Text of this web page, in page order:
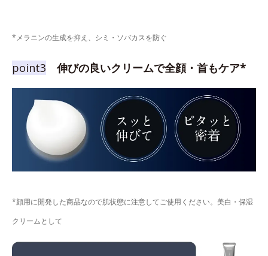
*メラニンの生成を抑え、シミ・ソバカスを防ぐ
point3 伸びの良いクリームで全顔・首もケア*
*顔用に開発した商品なので肌状態に注意してご使用ください。美白・保湿
クリームとして